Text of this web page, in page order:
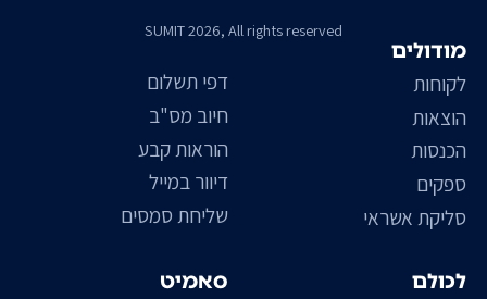
SUMIT 2026, All rights reserved
סאמיט
דפי תשלום
חיוב מס"ב
הוראות קבע
דיוור במייל
שליחת סמסים
מודולים
לקוחות
הוצאות
הכנסות
ספקים
סליקת אשראי
לכולם